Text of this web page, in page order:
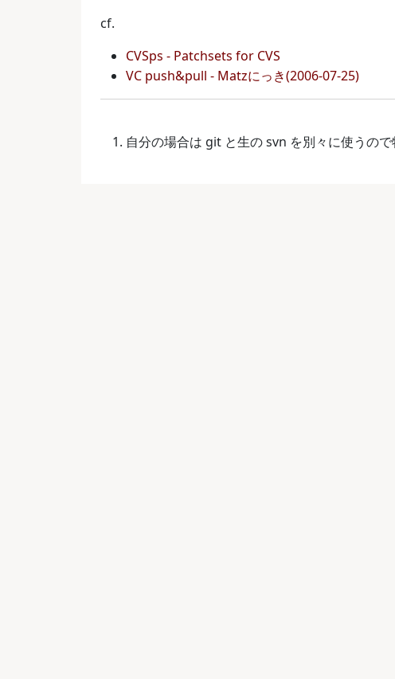
cf.
CVSps - Patchsets for CVS
VC push&pull - Matzにっき(2006-07-25)
自分の場合は git と生の svn を別々に使うので